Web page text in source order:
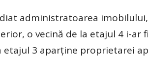
administratoarea
o vecină de la etajul 4 i-
etajul 3 aparține proprietarei